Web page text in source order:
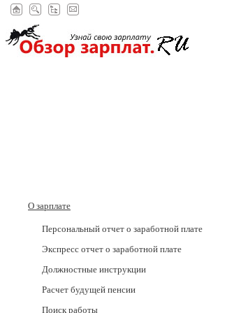
О зарплате
Персональный отчет о заработной плате
Экспресс отчет о заработной плате
Должностные инструкции
Расчет будущей пенсии
Поиск работы